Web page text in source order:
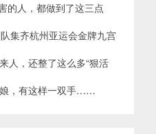
的人，都做到了这三点
集齐杭州亚运会金牌九宫
人，还整了这么多“狠活
，有这样一双手……